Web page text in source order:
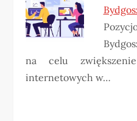
na celu
internetowych w…